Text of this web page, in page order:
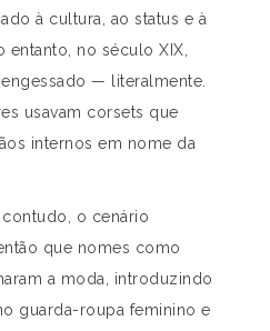
à cultura, ao status e à
entanto, no século XIX,
— literalmente.
usavam corsets que
internos em nome da
o cenário
que nomes como
a moda, introduzindo
guarda-roupa feminino e